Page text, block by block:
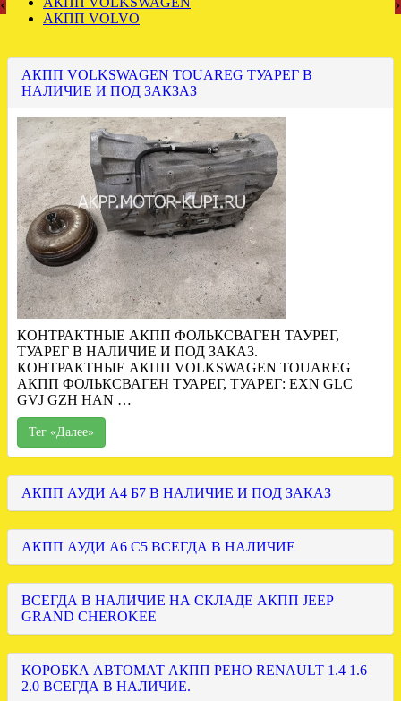
АКПП VOLVO
АКПП VOLKSWAGEN TOUAREG ТУАРЕГ В
НАЛИЧИЕ И ПОД ЗАКЗАЗ
КОНТРАКТНЫЕ АКПП ФОЛЬКСВАГЕН ТАУРЕГ,
ТУАРЕГ В НАЛИЧИЕ И ПОД ЗАКАЗ.
КОНТРАКТНЫЕ АКПП VOLKSWAGEN TOUAREG
АКПП ФОЛЬКСВАГЕН ТУАРЕГ, ТУАРЕГ: EXN GLC
GVJ GZH HAN …
Тег «Далее»
АКПП АУДИ А4 Б7 В НАЛИЧИЕ И ПОД ЗАКАЗ
АКПП АУДИ А6 С5 ВСЕГДА В НАЛИЧИЕ
ВСЕГДА В НАЛИЧИЕ НА СКЛАДЕ АКПП JEEP
GRAND CHEROKEE
КОРОБКА АВТОМАТ АКПП РЕНО RENAULT 1.4 1.6
2.0 ВСЕГДА В НАЛИЧИЕ.